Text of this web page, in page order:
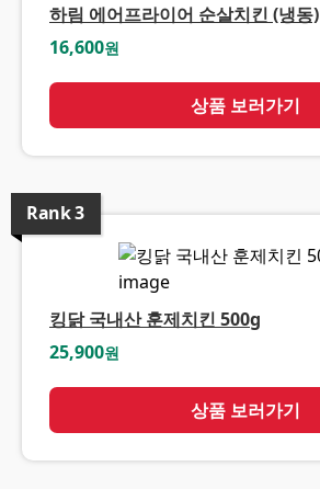
하림 에어프라이어 순살치킨 (냉동)
16,600원
상품 보러가기
Rank3
킹닭 국내산 훈제치킨 500g
25,900원
상품 보러가기